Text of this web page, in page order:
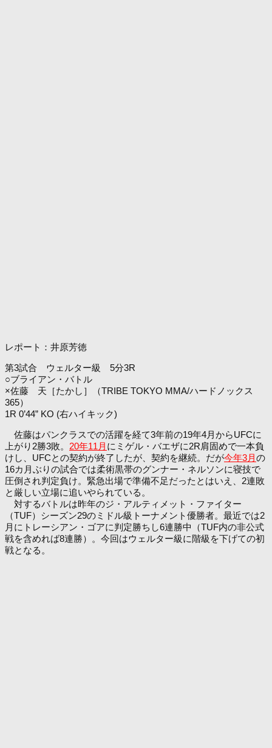
レポート：井原芳徳
第3試合 ウェルター級 5分3R
○ブライアン・バトル
×佐藤 天［たかし］（TRIBE TOKYO MMA/ハードノックス
365）
1R 0’44” KO (右ハイキック)
佐藤はパンクラスでの活躍を経て3年前の19年4月からUFCに
上がり2勝3敗。 20年11月 にミゲル・バエザに2R肩固めで一本負
けし、UFCとの契約が終了したが、契約を継続。だが今年3月の
16カ月ぶりの試合では柔術黒帯のグンナー・ネルソンに寝技で
圧倒され判定負け。緊急出場で準備不足だったとはいえ、2連敗
と厳しい立場に追いやられている。
対するバトルは昨年のジ・アルティメット・ファイター
（TUF）シーズン29のミドル級トーナメント優勝者。最近では2
月にトレーシアン・ゴアに判定勝ちし6連勝中（TUF内の非公式
戦を含めれば8連勝）。今回はウェルター級に階級を下げての初
戦となる。